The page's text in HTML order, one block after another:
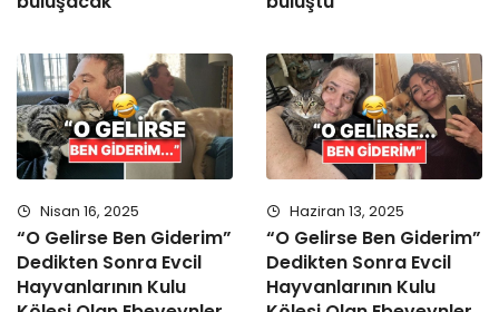
Nisan 16, 2025
“O Gelirse Ben Giderim”
Dedikten Sonra Evcil
Hayvanlarının Kulu
Haziran 13, 2025
“O Gelirse Ben Giderim”
Dedikten Sonra Evcil
Hayvanlarının Kulu